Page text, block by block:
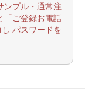
ンプル・通常注
「ご登録お電話
し パスワードを